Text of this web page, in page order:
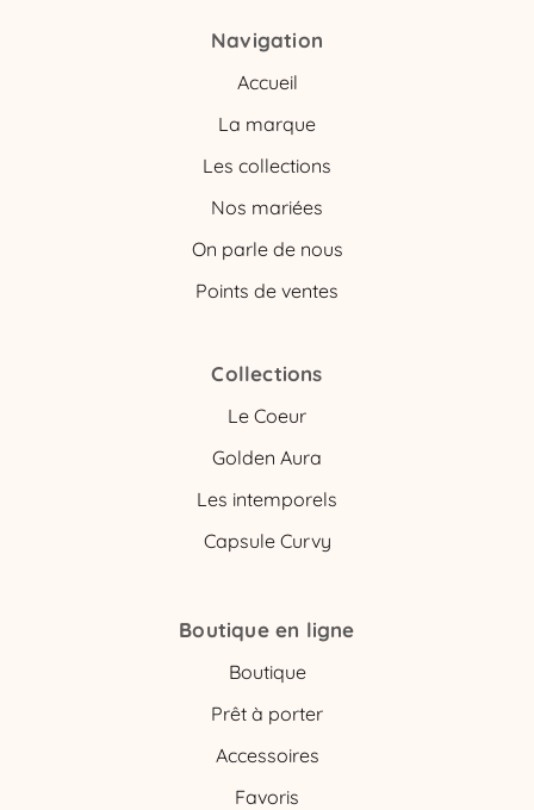
Navigation
Accueil
La marque
Les collections
Nos mariées
On parle de nous
Points de ventes
Collections
Le Coeur
Golden Aura
Les intemporels
Capsule Curvy
Boutique en ligne
Boutique
Prêt à porter
Accessoires
Favoris